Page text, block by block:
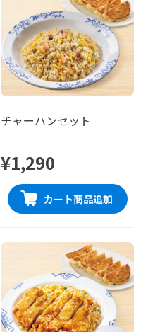
チャーハンセット
¥1,290
カート商品追加